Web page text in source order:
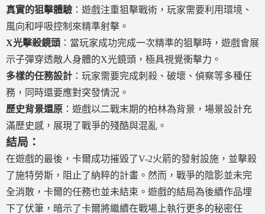
真實的狙擊體驗 ：遊戲注重狙擊戰術，玩家需要利用環境、
風向和呼吸控制來精準射擊。
X光擊殺鏡頭 ：當玩家成功完成一次精準的狙擊時，遊戲會展
示子彈穿透敵人身體的X光鏡頭，極具視覺衝擊力。
多樣的任務設計 ：玩家需要完成刺殺、破壞、偵察等多種任
務，同時還要應對突發情況。
歷史背景還原 ：遊戲以二戰末期的柏林為背景，場景設計充
滿歷史感，展現了戰爭的殘酷與混亂。
結局：
在遊戲的最後，卡爾成功摧毀了V-2火箭的發射設施，並擊殺
了施特勞斯，阻止了納粹的計畫。然而，戰爭的陰影並未完
全消散，卡爾的任務也並未結束。遊戲的結局為後續作品埋
下了伏筆，暗示了卡爾將繼續在戰場上執行更多的秘密任